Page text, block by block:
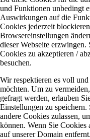
und Funktionen unbedingt
Auswirkungen auf die
Cookies jederzeit
Browsereinstellungen
dieser Webseite
Cookies zu akzeptieren /
besuchen.
Wir respektieren es voll
möchten. Um zu
gefragt werden, erlauben
Einstellungen zu
andere Cookies zulassen,
können. Wenn Sie Cookies
auf unserer Domain entfernt.